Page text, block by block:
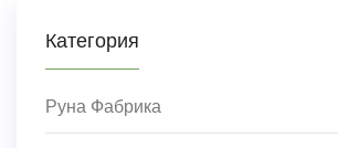
Категория
Руна Фабрика